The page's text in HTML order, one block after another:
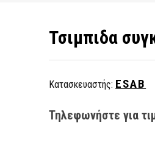
Τσιμπιδα
Κατασκευαστής: ESAB
Τηλεφωνήστε για